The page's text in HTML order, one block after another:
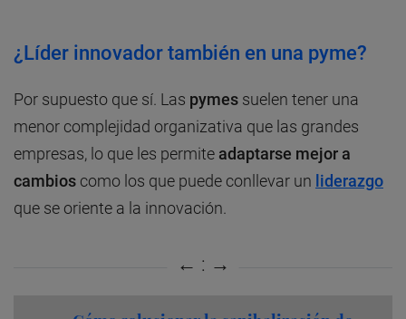
¿Líder innovador también en una pyme?
Por supuesto que sí. Las pymes suelen tener una
menor complejidad organizativa que las grandes
empresas, lo que les permite adaptarse mejor a
cambios como los que puede conllevar un liderazgo
que se oriente a la innovación.